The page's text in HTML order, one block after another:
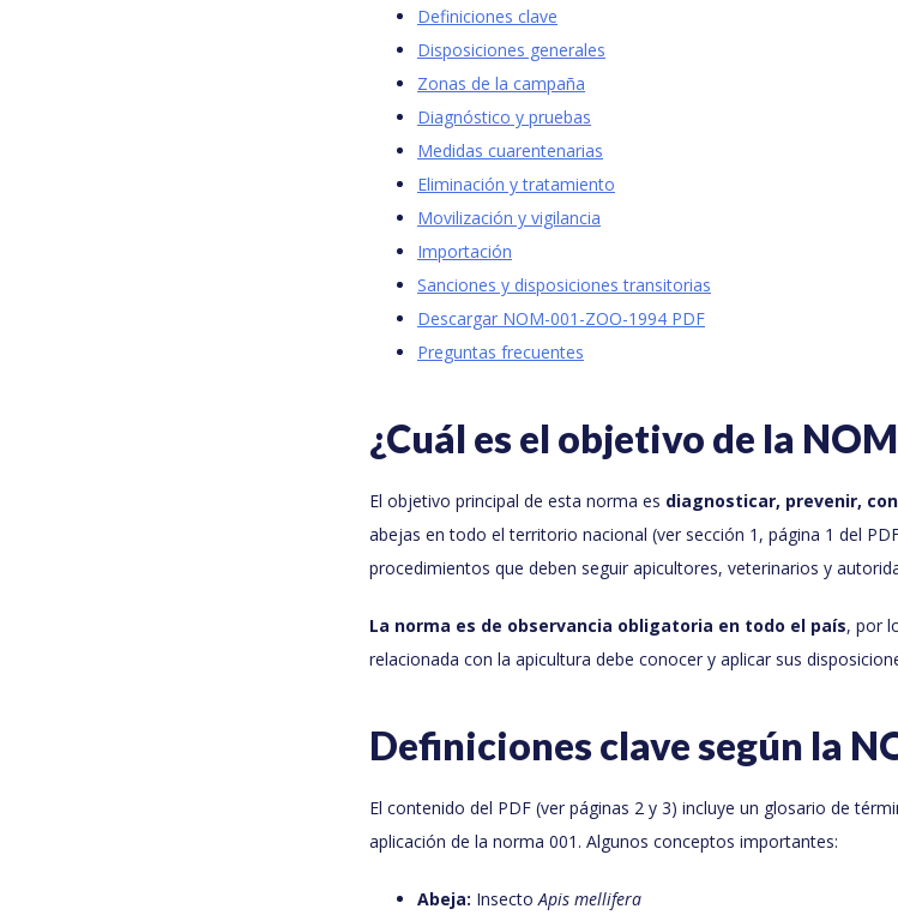
Definiciones clave
Disposiciones generales
Zonas de la campaña
Diagnóstico y pruebas
Medidas cuarentenarias
Eliminación y tratamiento
Movilización y vigilancia
Importación
Sanciones y disposiciones transitorias
Descargar NOM-001-ZOO-1994 PDF
Preguntas frecuentes
¿Cuál es el objetivo de la
El objetivo principal de esta norma es diagnosticar, prevenir,
abejas en todo el territorio nacional (ver sección 1, página 1 del
procedimientos que deben seguir apicultores, veterinarios y
La norma es de observancia obligatoria en todo el país, por
relacionada con la apicultura debe conocer y aplicar sus
Definiciones clave según la
El contenido del PDF (ver páginas 2 y 3) incluye un glosario de
aplicación de la norma 001. Algunos conceptos importantes:
Abeja: InsectoApis mellifera